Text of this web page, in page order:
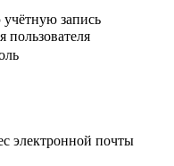
запись
пользователя
электронной почты